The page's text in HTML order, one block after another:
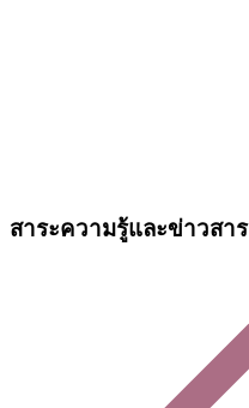
สาระความรู้และข่าวสาร